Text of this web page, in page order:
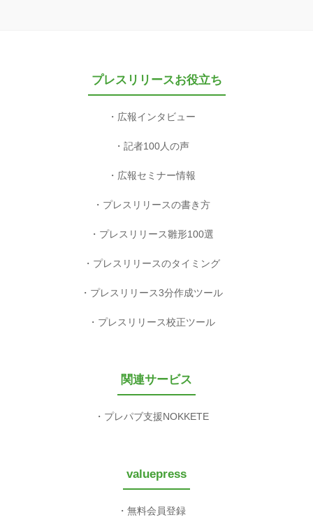
プレスリリースお役立ち
広報インタビュー
記者100人の声
広報セミナー情報
プレスリリースの書き方
プレスリリース雛形100選
プレスリリースのタイミング
プレスリリース3分作成ツール
プレスリリース校正ツール
関連サービス
プレパブ支援NOKKETE
valuepress
無料会員登録